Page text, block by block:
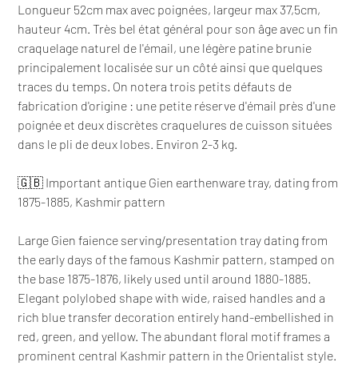
Longueur 52cm max avec poignées, largeur max 37,5cm,
hauteur 4cm. Très bel état général pour son âge avec un fin
craquelage naturel de l'émail, une légère patine brunie
principalement localisée sur un côté ainsi que quelques
traces du temps. On notera trois petits défauts de
fabrication d'origine : une petite réserve d'émail près d'une
poignée et deux discrètes craquelures de cuisson situées
dans le pli de deux lobes. Environ 2-3 kg.
🇬🇧 Important antique Gien earthenware tray, dating from
1875-1885, Kashmir pattern
Large Gien faience serving/presentation tray dating from
the early days of the famous Kashmir pattern, stamped on
the base 1875-1876, likely used until around 1880-1885.
Elegant polylobed shape with wide, raised handles and a
rich blue transfer decoration entirely hand-embellished in
red, green, and yellow. The abundant floral motif frames a
prominent central Kashmir pattern in the Orientalist style.